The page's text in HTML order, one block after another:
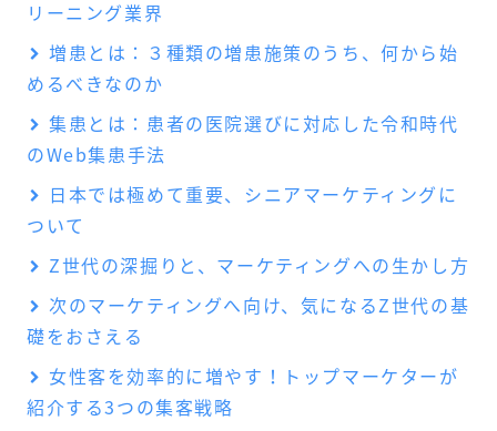
リーニング業界
増患とは：３種類の増患施策のうち、何から始
めるべきなのか
集患とは：患者の医院選びに対応した令和時代
のWeb集患手法
日本では極めて重要、シニアマーケティングに
ついて
Z世代の深掘りと、マーケティングへの生かし方
次のマーケティングへ向け、気になるZ世代の基
礎をおさえる
女性客を効率的に増やす！トップマーケターが
紹介する3つの集客戦略